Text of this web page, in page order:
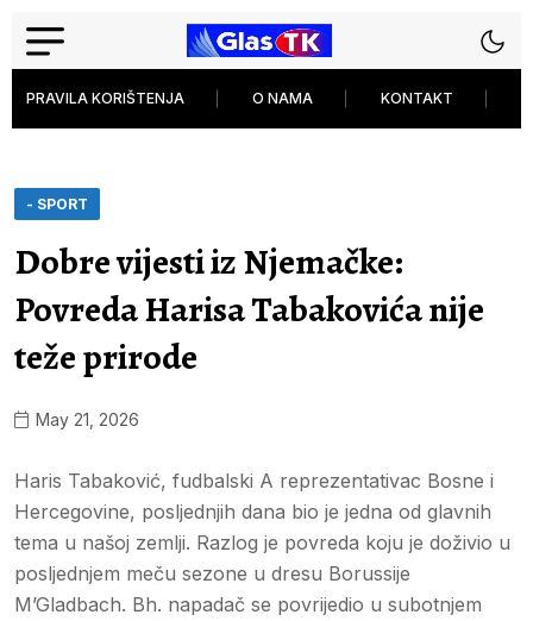
PRAVILA KORIŠTENJA O NAMA KONTAKT
- SPORT
Dobre vijesti iz Njemačke:
Povreda Harisa Tabakovića nije
teže prirode
May 21, 2026
Haris Tabaković, fudbalski A reprezentativac Bosne i
Hercegovine, posljednjih dana bio je jedna od glavnih
tema u našoj zemlji. Razlog je povreda koju je doživio u
posljednjem meču sezone u dresu Borussije
M’Gladbach. Bh. napadač se povrijedio u subotnjem